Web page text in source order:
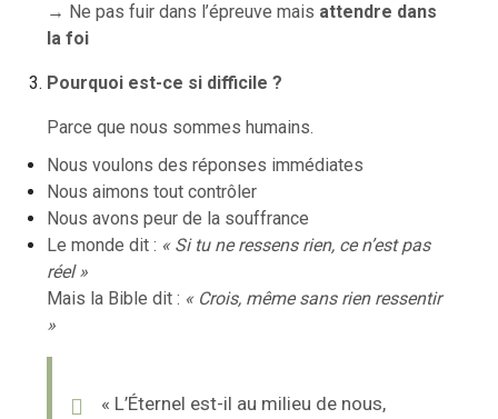
→ Ne pas fuir dans l’épreuve mais attendre dans
la foi
Pourquoi est-ce si difficile ?
Parce que nous sommes humains.
Nous voulons des réponses immédiates
Nous aimons tout contrôler
Nous avons peur de la souffrance
Le monde dit : « Si tu ne ressens rien, ce n’est pas
réel »
Mais la Bible dit : « Crois, même sans rien ressentir
»
« L’Éternel est-il au milieu de nous,